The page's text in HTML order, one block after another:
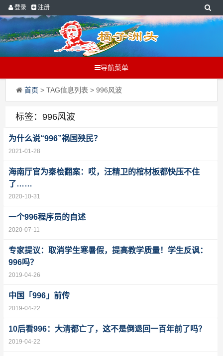
登录 注册
导航菜单
首页 > TAG信息列表 > 996风波
标签：996风波
为什么说“996”祸国殃民？
2021-01-28
海南厅官为秦桧翻案：哎，汪精卫的棺材板都快压不住
了……
2020-10-31
一个996程序员的自述
2020-07-11
专家提议：取消学生寒暑假，提高教学质量！学生反讽：
996吗？
2019-04-26
中国「996」前传
2019-04-22
10后看996：大清都亡了，这不是倒退回一百年前了吗？
2019-04-22